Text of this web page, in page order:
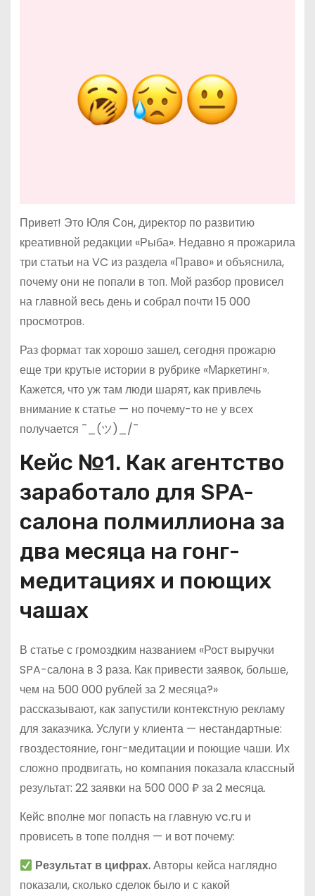
Привет! Это Юля Сон, директор по развитию
креативной редакции «Рыба». Недавно я прожарила
три статьи на VC из раздела «Право» и объяснила,
почему они не попали в топ. Мой разбор провисел
на главной весь день и собрал почти 15 000
просмотров.
Раз формат так хорошо зашел, сегодня прожарю
еще три крутые истории в рубрике «Маркетинг».
Кажется, что уж там люди шарят, как привлечь
внимание к статье — но почему-то не у всех
получается ¯_(ツ)_/¯
Кейс №1. Как агентство
заработало для SPA-
салона полмиллиона за
два месяца на гонг-
медитациях и поющих
чашах
В статье с громоздким названием «Рост выручки
SPA-салона в 3 раза. Как привести заявок, больше,
чем на 500 000 рублей за 2 месяца?»
рассказывают, как запустили контекстную рекламу
для заказчика. Услуги у клиента — нестандартные:
гвоздестояние, гонг-медитации и поющие чаши. Их
сложно продвигать, но компания показала классный
результат: 22 заявки на 500 000 ₽ за 2 месяца.
Кейс вполне мог попасть на главную vc.ru и
провисеть в топе полдня — и вот почему:
Результат в цифрах.Авторы кейса наглядно
показали, сколько сделок было и с какой